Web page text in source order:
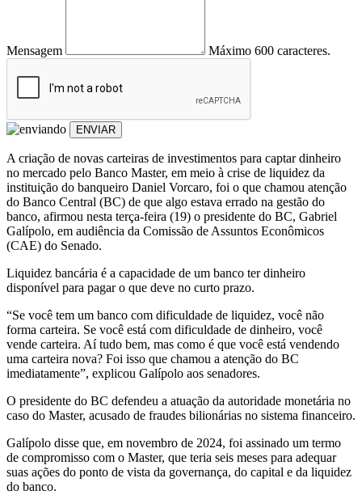
Mensagem Máximo 600 caracteres.
ENVIAR
A criação de novas carteiras de investimentos para captar dinheiro
no mercado pelo Banco Master, em meio à crise de liquidez da
instituição do banqueiro Daniel Vorcaro, foi o que chamou atenção
do Banco Central (BC) de que algo estava errado na gestão do
banco, afirmou nesta terça-feira (19) o presidente do BC, Gabriel
Galípolo, em audiência da Comissão de Assuntos Econômicos
(CAE) do Senado.
Liquidez bancária é a capacidade de um banco ter dinheiro
disponível para pagar o que deve no curto prazo.
“Se você tem um banco com dificuldade de liquidez, você não
forma carteira. Se você está com dificuldade de dinheiro, você
vende carteira. Aí tudo bem, mas como é que você está vendendo
uma carteira nova? Foi isso que chamou a atenção do BC
imediatamente”, explicou Galípolo aos senadores.
O presidente do BC defendeu a atuação da autoridade monetária no
caso do Master, acusado de fraudes bilionárias no sistema financeiro.
Galípolo disse que, em novembro de 2024, foi assinado um termo
de compromisso com o Master, que teria seis meses para adequar
suas ações do ponto de vista da governança, do capital e da liquidez
do banco.